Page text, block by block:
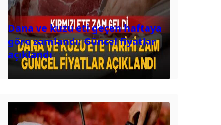
Dana ve kuzu eti geçen haftaya
göre zamlandı: Güncel fiyatlar
açıklandı